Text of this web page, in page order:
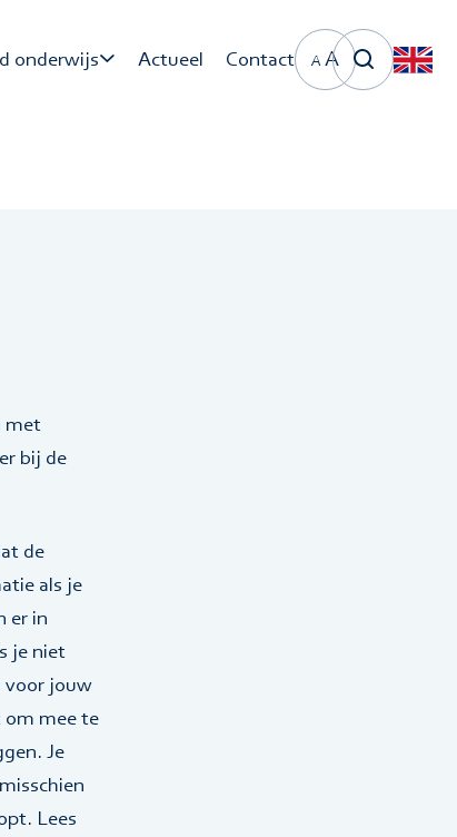
onderwijs Actueel Contact A A
met
bij de
de
als je
er in
je niet
voor jouw
om mee te
Je
Lees